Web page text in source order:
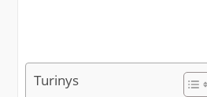
Turinys